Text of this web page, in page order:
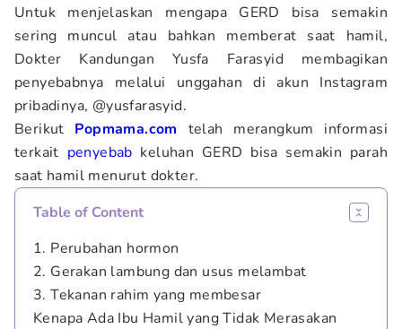
Untuk menjelaskan mengapa GERD bisa semakin
sering muncul atau bahkan memberat saat hamil,
Dokter Kandungan Yusfa Farasyid membagikan
penyebabnya melalui unggahan di akun Instagram
pribadinya, @yusfarasyid.
Berikut Popmama.com
telah merangkum informasi
terkait penyebab keluhan GERD bisa semakin parah
saat hamil menurut dokter.
Table of Content
1. Perubahan hormon
2. Gerakan lambung dan usus melambat
3. Tekanan rahim yang membesar
Kenapa Ada Ibu Hamil yang Tidak Merasakan